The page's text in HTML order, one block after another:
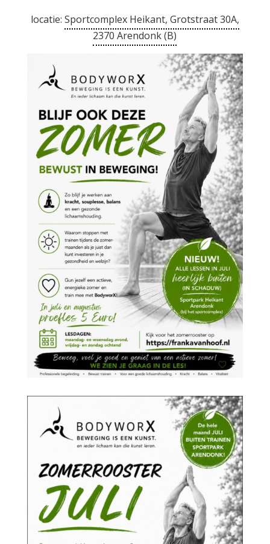
locatie: Sportcomplex Heikant, Grotstraat 30A,
2370 Arendonk (B)